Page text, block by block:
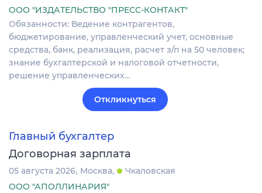
ООО "ИЗДАТЕЛЬСТВО "ПРЕСС-КОНТАКТ"
Обязанности: Ведение контрагентов,
бюджетирование, управленческий учет, основные
средства, банк, реализация, расчет з/п на 50 человек;
знание бухгалтерской и налоговой отчетности,
решение управленческих…
Откликнуться
Главный бухгалтер
Договорная зарплата
05 августа 2026 Москва
Чкаловская
ООО "АПОЛЛИНАРИЯ"